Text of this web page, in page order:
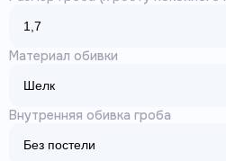
Материал обивки
Внутренняя обивка гроба